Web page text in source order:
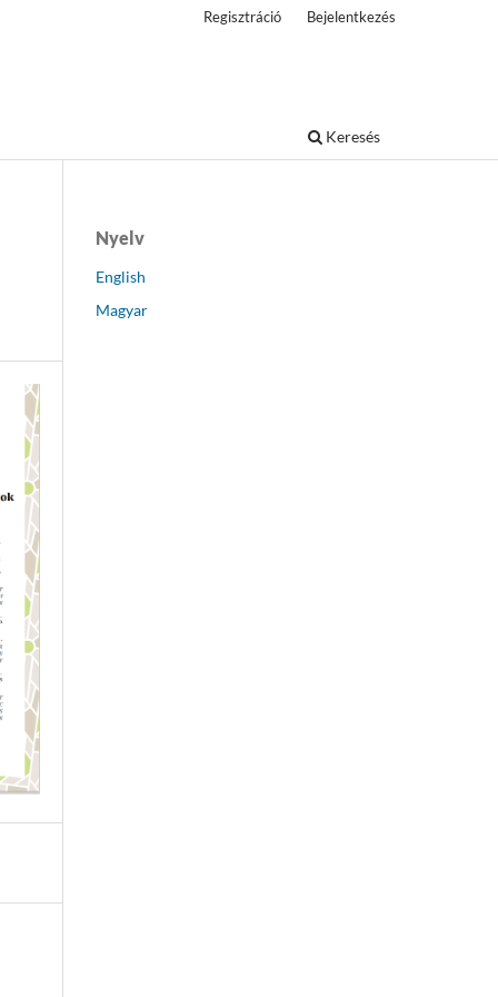
Keresés
Regisztráció Bejelentkezés
Nyelv
English
Magyar